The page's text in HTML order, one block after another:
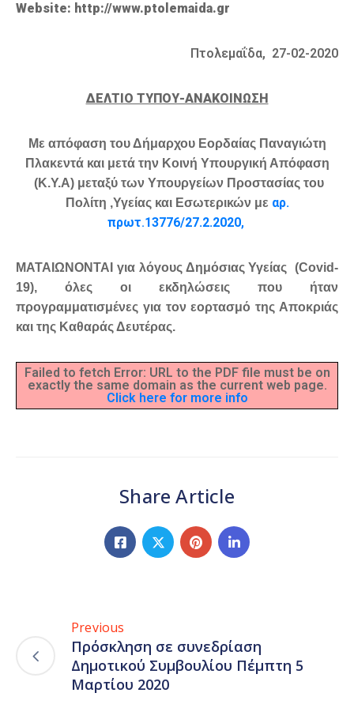
Website: http://www.ptolemaida.gr
Πτολεμαΐδα, 27-02-2020
ΔΕΛΤΙΟ ΤΥΠΟΥ-ΑΝΑΚΟΙΝΩΣΗ
Με απόφαση του Δήμαρχου Εορδαίας Παναγιώτη
Πλακεντά και μετά την Κοινή Υπουργική Απόφαση
(Κ.Υ.Α) μεταξύ των Υπουργείων Προστασίας του
Πολίτη ,Υγείας και Εσωτερικών με αρ.
πρωτ.13776/27.2.2020,
ΜΑΤΑΙΩΝΟΝΤΑΙ για λόγους Δημόσιας Υγείας (Covid-
19),
όλες οι εκδηλώσεις που ήταν
προγραμματισμένες για τον εορτασμό της Αποκριάς
και της Καθαράς Δευτέρας.
Failed to fetch Error: URL to the PDF file must be on
exactly the same domain as the current web page.
Click here for more info
Share Article
Previous
Πρόσκληση σε συνεδρίαση
Δημοτικού Συμβουλίου Πέμπτη 5
Μαρτίου 2020